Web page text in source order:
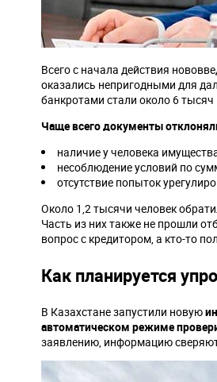
Всего с начала действия
оказались непригодными для
банкротами стали около 6
Чаще всего документы
наличие у человека
несоблюдение условий по
отсутствие попыток
Около 1,2 тысячи человек
Часть из них также не прошли
вопрос с кредитором, а кто-то
Как планируется
В Казахстане запустили новую
автоматическом режиме
заявлению, информацию